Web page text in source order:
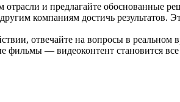
и предлагайте обоснованные
компаниям достичь результатов.
отвечайте на вопросы в реальном
фильмы — видеоконтент становится